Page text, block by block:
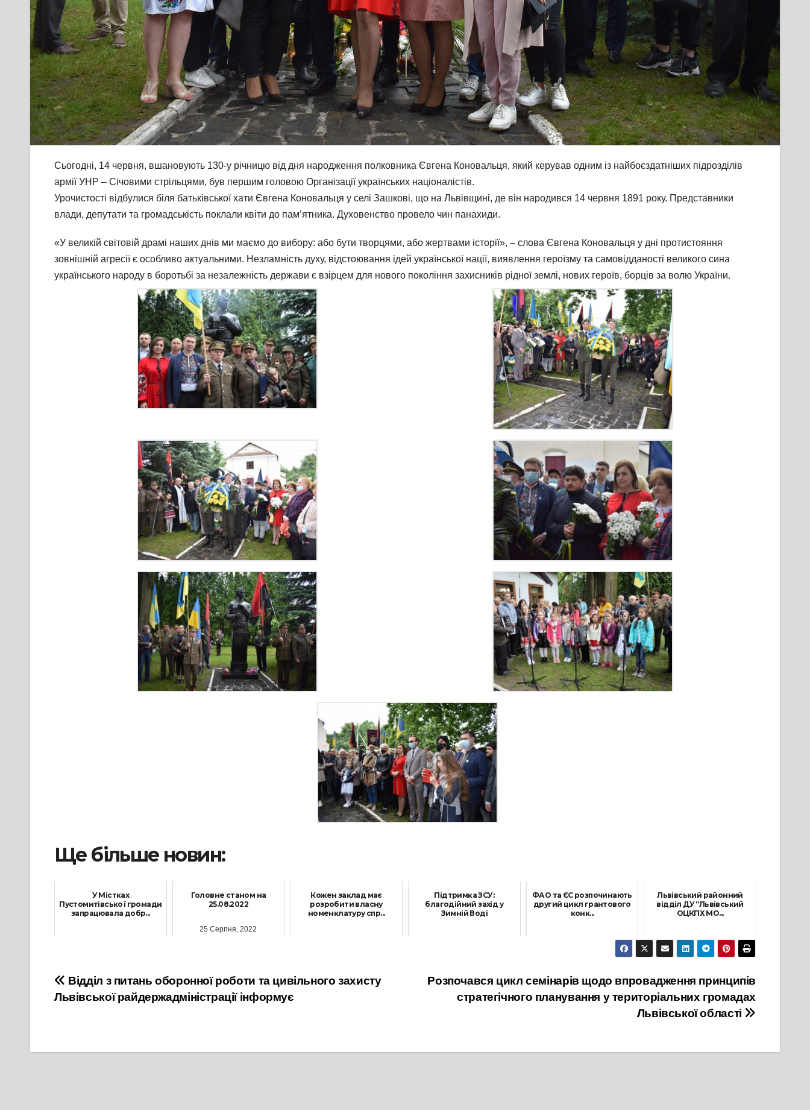
Сьогодні, 14 червня, вшановують 130-у річницю від дня народження полковника Євгена Коновальця, який керував одним із найбоєздатніших підрозділів
армії УНР – Січовими стрільцями, був першим головою Організації українських націоналістів.
Урочистості відбулися біля батьківської хати Євгена Коновальця у селі Зашкові, що на Львівщині, де він народився 14 червня 1891 року. Представники
влади, депутати та громадськість поклали квіти до пам’ятника. Духовенство провело чин панахиди.
«У великій світовій драмі наших днів ми маємо до вибору: або бути творцями, або жертвами історії», – слова Євгена Коновальця у дні протистояння
зовнішній агресії є особливо актуальними. Незламність духу, відстоювання ідей української нації, виявлення героїзму та самовідданості великого сина
українського народу в боротьбі за незалежність держави є взірцем для нового покоління захисників рідної землі, нових героїв, борців за волю України.
Ще більше новин:
У Містках
Пустомитівської громади
запрацювала добр...
Головне станом на
25.08.2022
25 Серпня, 2022
Кожен заклад має
розробити власну
номенклатуру спр...
Підтримка ЗСУ:
благодійний захід у
Зимній Воді
ФАО та ЄС розпочинають
другий цикл грантового
конк...
Львівський районний
відділ ДУ “Львівський
ОЦКПХ МО...
22 Січня, 2025
Навігація
записів
Розпочався цикл семінарів щодо впровадження принципів
стратегічного планування у територіальних громадах
Львівської області
Відділ з питань оборонної роботи та цивільного захисту
Львівської райдержадміністрації інформує